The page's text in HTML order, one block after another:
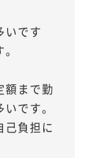
いです
額まで勤
です。
己負担に